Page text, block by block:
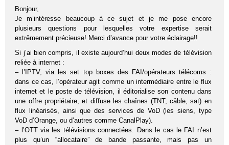
Bonjour,
Je m’intéresse beaucoup à ce sujet et je me pose encore
plusieurs questions pour lesquelles votre expertise serait
extrêmement précieuse! Merci d’avance pour votre éclairage!!
Si j’ai bien compris, il existe aujourd’hui deux modes de télévision
reliée à internet :
– l’IPTV, via les set top boxes des FAI/opérateurs télécoms :
dans ce cas, l’opérateur agit comme un intermédiaire entre le flux
internet et le poste de télévision, il éditorialise son contenu dans
une offre propriétaire, et diffuse les chaînes (TNT, câble, sat) en
flux linéarisés, ainsi que des services de VoD (les siens, type
VoD d’Orange, ou d’autres comme CanalPlay).
– l’OTT via les télévisions connectées. Dans le cas le FAI n’est
plus qu’un “allocataire” de bande passante, mais pas un